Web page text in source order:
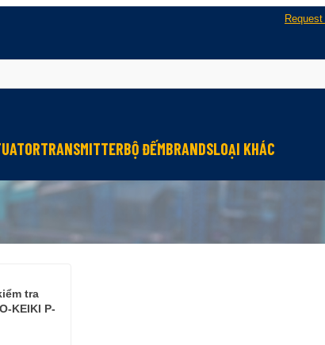
TRANSMITTERBỘ ĐẾMBRANDS
Oriental Motor
KGN
LOẠI KHÁC
Đèn phòng nổ
tra
KEIKI P-